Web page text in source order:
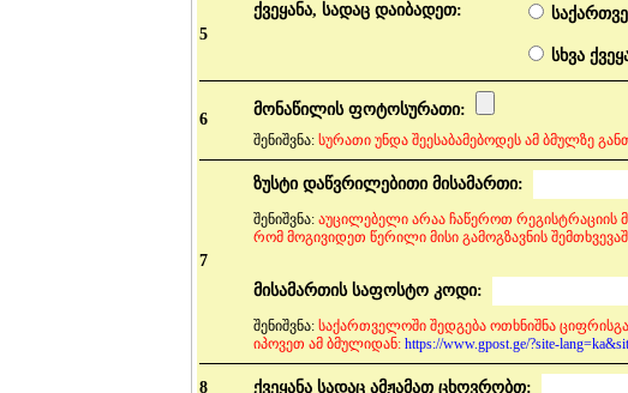
5
ქვეყანა, სადაც დაიბადეთ:
სხვა
6
მონაწილის ფოტოსურათი:
შენიშვნა: სურათი უნდა შეესაბამებოდეს ამ ბმულზე
7
ზუსტი დაწვრილებითი მისამართი:
შენიშვნა: აუცილებელი არაა ჩაწეროთ რეგისტრაციის
რომ მოგივიდეთ წერილი მისი გამოგზავნის
მისამართის საფოსტო კოდი:
შენიშვნა: საქართველოში შედგება ოთხნიშნა
იპოვეთ ამ ბმულიდან: https://www.gpost.ge/?site-
8 ქვეყანა სადაც ამჟამათ ცხოვრობთ: